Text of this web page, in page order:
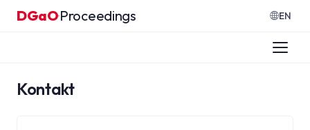
Zum Inhalt springen
DGaO·Proceedings EN
Kontakt